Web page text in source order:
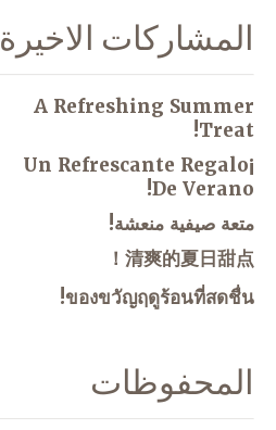
المشاركات الاخيرة
A Refreshing Summer
Treat!
¡Un Refrescante Regalo
De Verano!
متعة صيفية منعشة!
清爽的夏日甜点！
ของขวัญฤดูร้อนที่สดชื่น!
المحفوظات